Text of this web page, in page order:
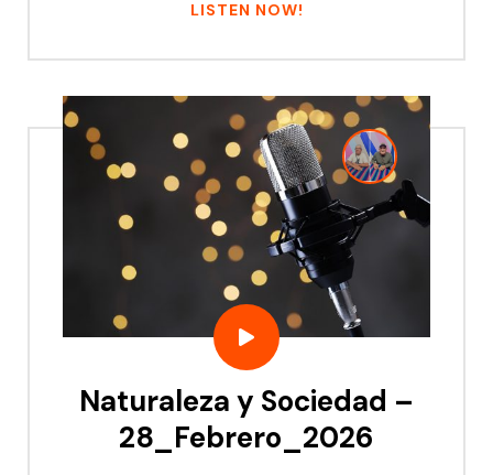
LISTEN NOW!
Naturaleza y Sociedad –
28_Febrero_2026